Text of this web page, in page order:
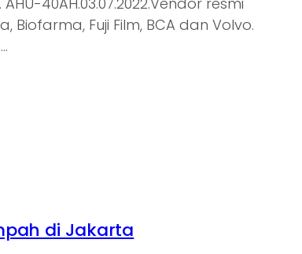
Biofarma, Fuji Film, BCA dan Volvo.
di Jakarta